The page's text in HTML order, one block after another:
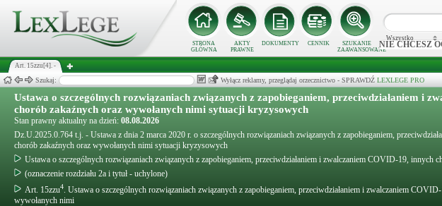
STRONA
GŁÓWNA
AKTY
PRAWNE
DOKUMENTY CENNIK
SZUKANIE
ZAAWANSOWANE
Wszystko
NIE CHCESZ
Art. 15zzu[4]. -
Szukaj: Wyłącz reklamy, przeglądaj orzecznictwo - SPRAWDŹ LEXLEGE PRO
Ustawa o szczególnych rozwiązaniach związanych z zapobieganiem, przeciwdziałaniem i
chorób zakaźnych oraz wywołanych nimi sytuacji kryzysowych
Stan prawny aktualny na dzień: 08.08.2026
Dz.U.2025.0.764 t.j. - Ustawa z dnia 2 marca 2020 r. o szczególnych rozwiązaniach związanych z zapobieganiem,
chorób zakaźnych oraz wywołanych nimi sytuacji kryzysowych
Ustawa o szczególnych rozwiązaniach związanych z zapobieganiem, przeciwdziałaniem i zwalczaniem COVID-19, innych
(oznaczenie rozdziału 2a i tytuł - uchylone)
Art. 15zzu4. Ustawa o szczególnych rozwiązaniach związanych z zapobieganiem, przeciwdziałaniem i zwalczaniem
wywołanych nimi